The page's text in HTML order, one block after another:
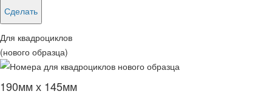
Сделать
Для квадроциклов
(нового образца)
190мм х 145мм